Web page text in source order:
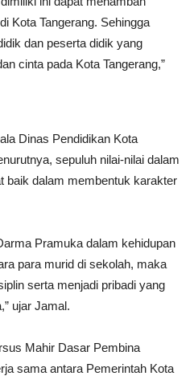
Kota Tangerang. Sehingga
dan peserta didik yang
cinta pada Kota Tangerang,”
Dinas Pendidikan Kota
sepuluh nilai-nilai dalam
baik dalam membentuk karakter
Pramuka dalam kehidupan
para murid di sekolah, maka
serta menjadi pribadi yang
ujar Jamal.
Mahir Dasar Pembina
sama antara Pemerintah Kota